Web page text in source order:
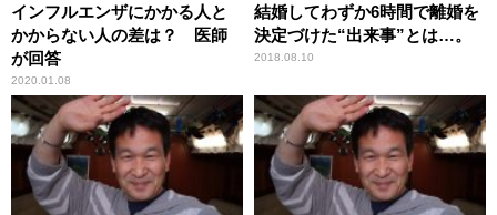
インフルエンザにかかる人と
かからない人の差は？ 医師
が回答
2020.01.08
結婚してわずか6時間で離婚を
決定づけた“出来事”とは…。
2018.08.10